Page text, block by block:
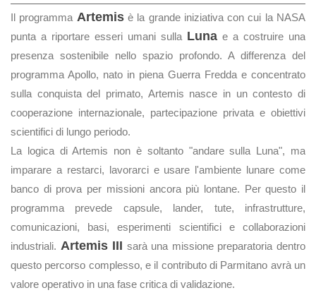
Il programma Artemisè la grande iniziativa con cui la NASA
punta a riportare esseri umani sulla Luna e a costruire una
presenza sostenibile nello spazio profondo. A differenza del
programma Apollo, nato in piena Guerra Fredda e concentrato
sulla conquista del primato, Artemis nasce in un contesto di
cooperazione internazionale, partecipazione privata e obiettivi
scientifici di lungo periodo.
La logica di Artemis non è soltanto "andare sulla Luna", ma
imparare a restarci, lavorarci e usare l'ambiente lunare come
banco di prova per missioni ancora più lontane. Per questo il
programma prevede capsule, lander, tute, infrastrutture,
comunicazioni, basi, esperimenti scientifici e collaborazioni
industriali. Artemis III sarà una missione preparatoria dentro
questo percorso complesso, e il contributo di Parmitano avrà un
valore operativo in una fase critica di validazione.